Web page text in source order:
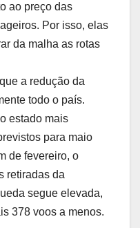
ao preço das
Por isso, elas
da malha as rotas
a redução da
todo o país.
estado mais
para maio
de fevereiro, o
retiradas da
segue elevada,
378 voos a menos.